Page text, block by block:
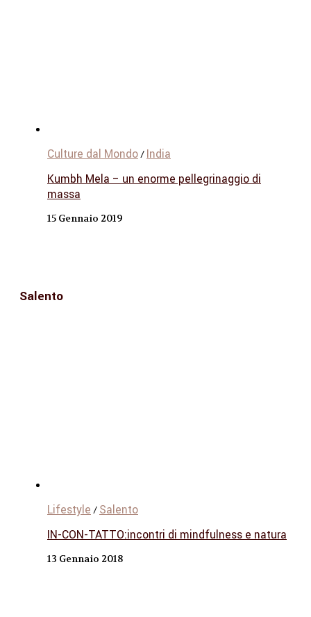
Culture dal Mondo/ India
Kumbh Mela – un enorme pellegrinaggio di
massa
15 Gennaio 2019
Salento
Lifestyle / Salento
IN-CON-TATTO:incontri di mindfulness e natura
13 Gennaio 2018